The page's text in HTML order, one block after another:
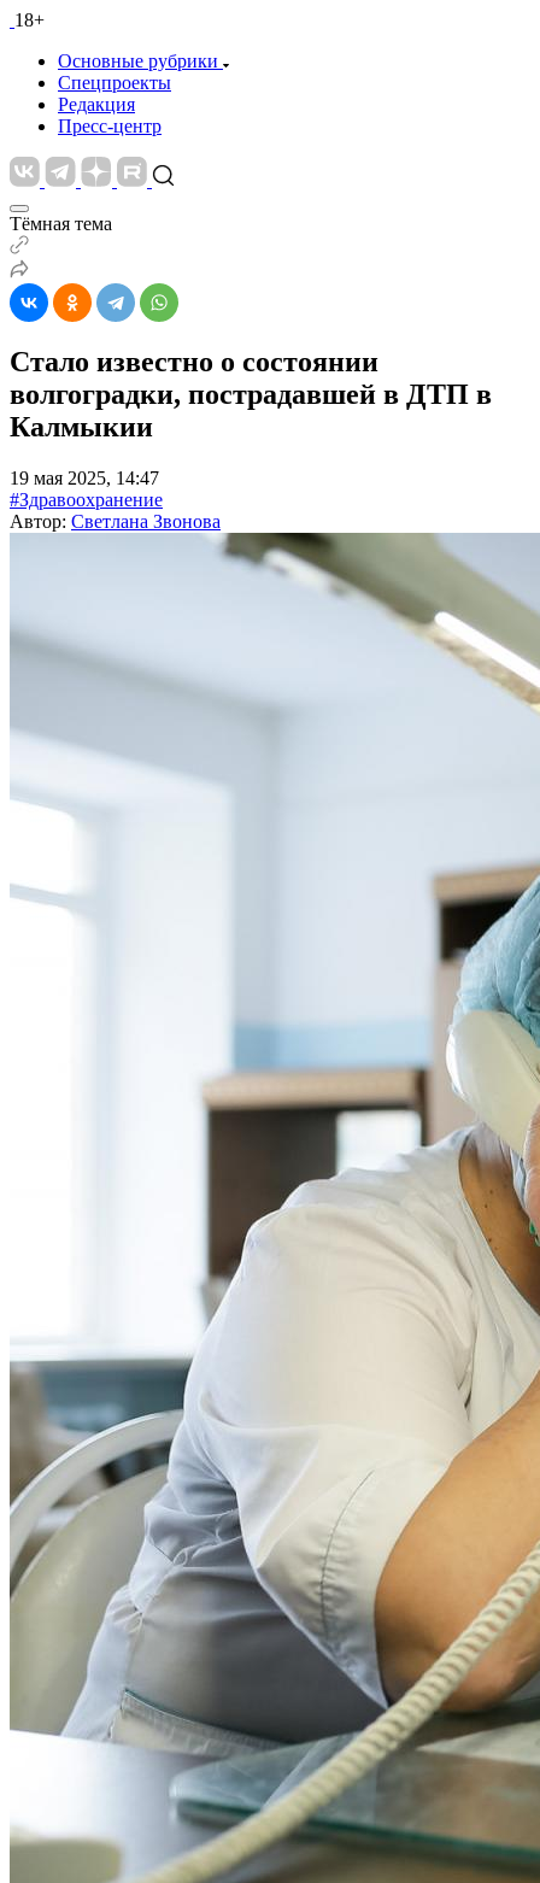
18+
Основные рубрики
Спецпроекты
Редакция
Пресс-центр
Тёмная тема
Стало известно о состоянии
волгоградки, пострадавшей в ДТП в
Калмыкии
19 мая 2025, 14:47
#Здравоохранение
Автор: Светлана Звонова